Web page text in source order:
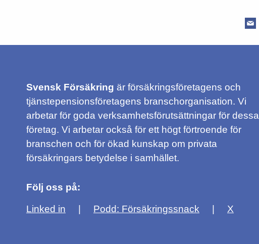
Svensk Försäkring är försäkringsföretagens och
tjänstepensionsföretagens branschorganisation. Vi
arbetar för goda verksamhetsförutsättningar för dessa
företag. Vi arbetar också för ett högt förtroende för
branschen och för ökad kunskap om privata
försäkringars betydelse i samhället.
Följ oss på:
Linked in Podd: Försäkringssnack X